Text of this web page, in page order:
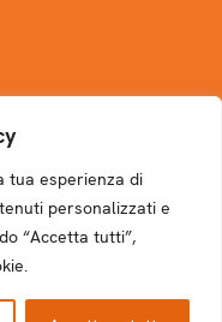
tua esperienza di
personalizzati e
“Accetta tutti”,